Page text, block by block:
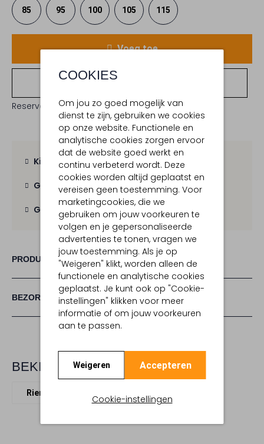
COOKIES
Om jou zo goed mogelijk van
dienst te zijn, gebruiken we cookies
op onze website. Functionele en
analytische cookies zorgen ervoor
dat de website goed werkt en
continu verbeterd wordt. Deze
cookies worden altijd geplaatst en
vereisen geen toestemming. Voor
marketingcookies, die we
gebruiken om jouw voorkeuren te
volgen en je gepersonaliseerde
advertenties te tonen, vragen we
jouw toestemming. Als je op
"Weigeren" klikt, worden alleen de
functionele en analytische cookies
geplaatst. Je kunt ook op "Cookie-
instellingen" klikken voor meer
informatie of om jouw voorkeuren
aan te passen.
Weigeren Accepteren
Cookie-instellingen
85 95 100 105 115
Voeg toe
Bekijk winkelvoorraad
Reserveer direct in een van onze 19 boutiques
Kies zelf je bezorgmoment
Gratis verzendingvanaf € 100,-
Gratis retourbinnen 30 dagen
PRODUCT INFORMATIE
BEZORGEN & RETOURNEREN
BEKIJK MEER
Riemen